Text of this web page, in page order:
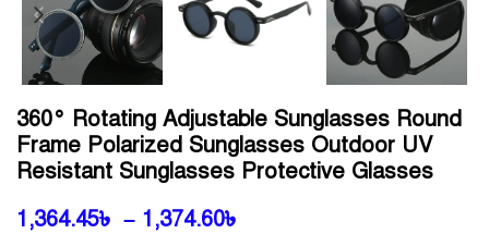
360° Rotating Adjustable Sunglasses Round
Frame Polarized Sunglasses Outdoor UV
Resistant Sunglasses Protective Glasses
1,364.45৳ – 1,374.60৳